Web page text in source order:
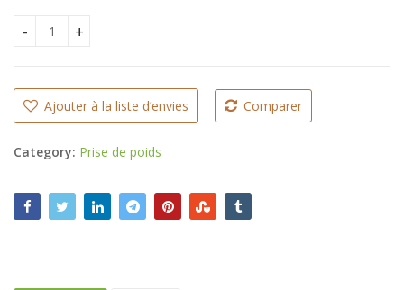
Mass-Tech Extreme 2000 2.72kg quantity
Ajouter à la liste d’envies Comparer
Category: Prise de poids